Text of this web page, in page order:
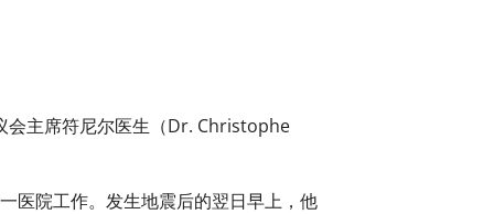
会主席符尼尔医生（Dr. Christophe
医院工作。发生地震后的翌日早上，他